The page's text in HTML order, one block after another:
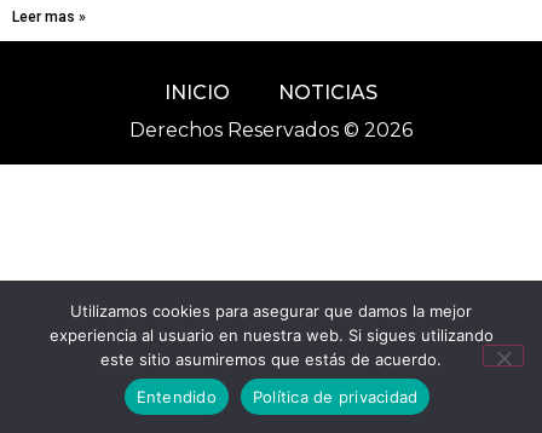
Leer mas »
INICIO
NOTICIAS
Derechos Reservados © 2026
Utilizamos cookies para asegurar que damos la mejor
experiencia al usuario en nuestra web. Si sigues utilizando
este sitio asumiremos que estás de acuerdo.
Entendido
Política de privacidad